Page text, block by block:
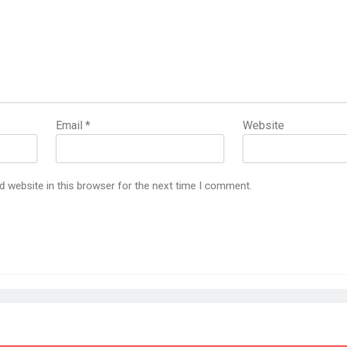
Email* Website
website in this browser for the next time I comment.